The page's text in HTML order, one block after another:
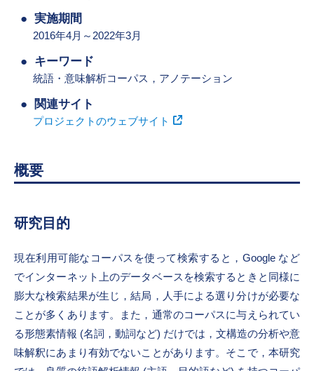
実施期間
2016年4月～2022年3月
キーワード
統語・意味解析コーパス，アノテーション
関連サイト
プロジェクトのウェブサイト
概要
研究目的
現在利用可能なコーパスを使って検索すると，Google など
でインターネット上のデータベースを検索するときと同様に
膨大な検索結果が生じ，結局，人手による選り分けが必要な
ことが多くあります。また，通常のコーパスに与えられてい
る形態素情報 (名詞，動詞など) だけでは，文構造の分析や意
味解釈にあまり有効でないことがあります。そこで，本研究